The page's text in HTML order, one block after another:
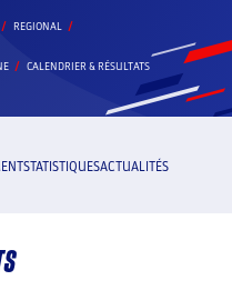
REGIONAL
CALENDRIER & RÉSULTATS
STATISTIQUESACTUALITÉS